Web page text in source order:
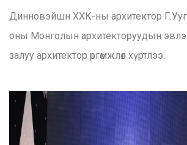
Динновэйшн ХХК-ны архитектор
оны Монголын архитекторуудын
залуу архитектор өргөмжлөл хүртлээ.